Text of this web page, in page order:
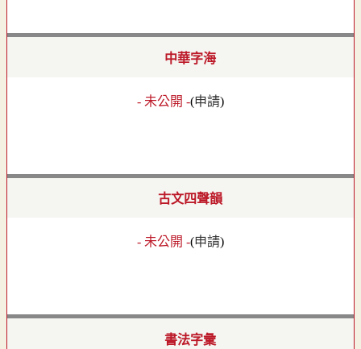
中華字海
- 未公開 -(申請)
古文四聲韻
- 未公開 -(申請)
書法字彙